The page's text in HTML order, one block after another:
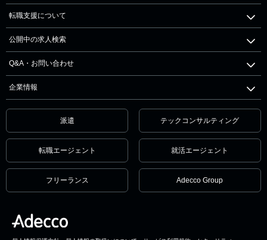
転職支援について
公開中の求人検索
Q&A・お問い合わせ
企業情報
派遣 テックコンサルティング
転職エージェント 就活エージェント
フリーランス Adecco Group